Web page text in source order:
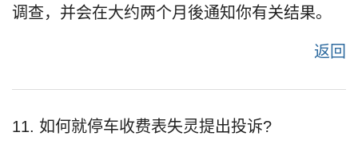
调查，并会在大约两个月後通知你有关结果。
返回
11. 如何就停车收费表失灵提出投诉?